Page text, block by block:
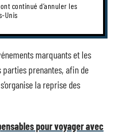
continué d’annuler les
Unis
marquants et les
prenantes, afin de
la reprise des
pour voyager avec